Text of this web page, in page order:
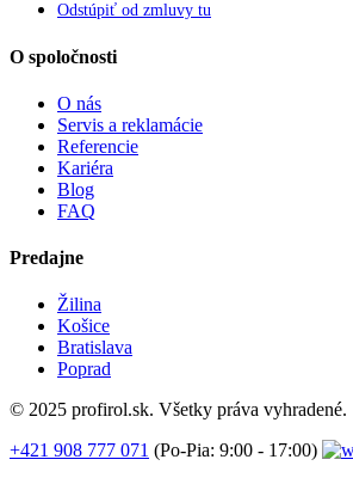
Odstúpiť od zmluvy tu
O spoločnosti
O nás
Servis a reklamácie
Referencie
Kariéra
Blog
FAQ
Predajne
Žilina
Košice
Bratislava
Poprad
© 2025 profirol.sk. Všetky práva vyhradené.
+421 908 777 071 (Po-Pia: 9:00 - 17:00)